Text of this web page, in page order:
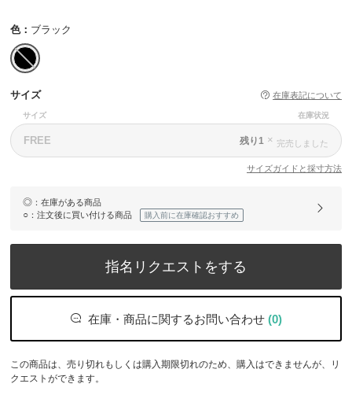
色： ブラック
サイズ 在庫表記について
サイズ 在庫状況
FREE 残り1 × 完売しました
サイズガイドと採寸方法
◎ ：在庫がある商品
○ ：注文後に買い付ける商品 購入前に在庫確認おすすめ
指名リクエストをする
在庫・商品に関するお問い合わせ (0)
この商品は、売り切れもしくは購入期限切れのため、購入はできませんが、リ
クエストができます。